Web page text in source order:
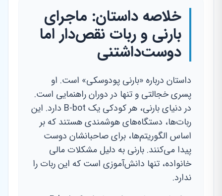
خلاصه داستان: ماجرای
بارنی و ربات نقص‌دار اما
دوست‌داشتنی
داستان درباره «بارنی پودوسکی» است. او
پسری خجالتی و تنها در دوران راهنمایی است.
در دنیای بارنی، هر کودکی یک B-bot دارد. این
ربات‌ها، دستگاه‌های هوشمندی هستند که بر
اساس الگوریتم‌ها، برای صاحبانشان دوست
پیدا می‌کنند. بارنی به دلیل مشکلات مالی
خانواده، تنها دانش‌آموزی است که این ربات را
ندارد.